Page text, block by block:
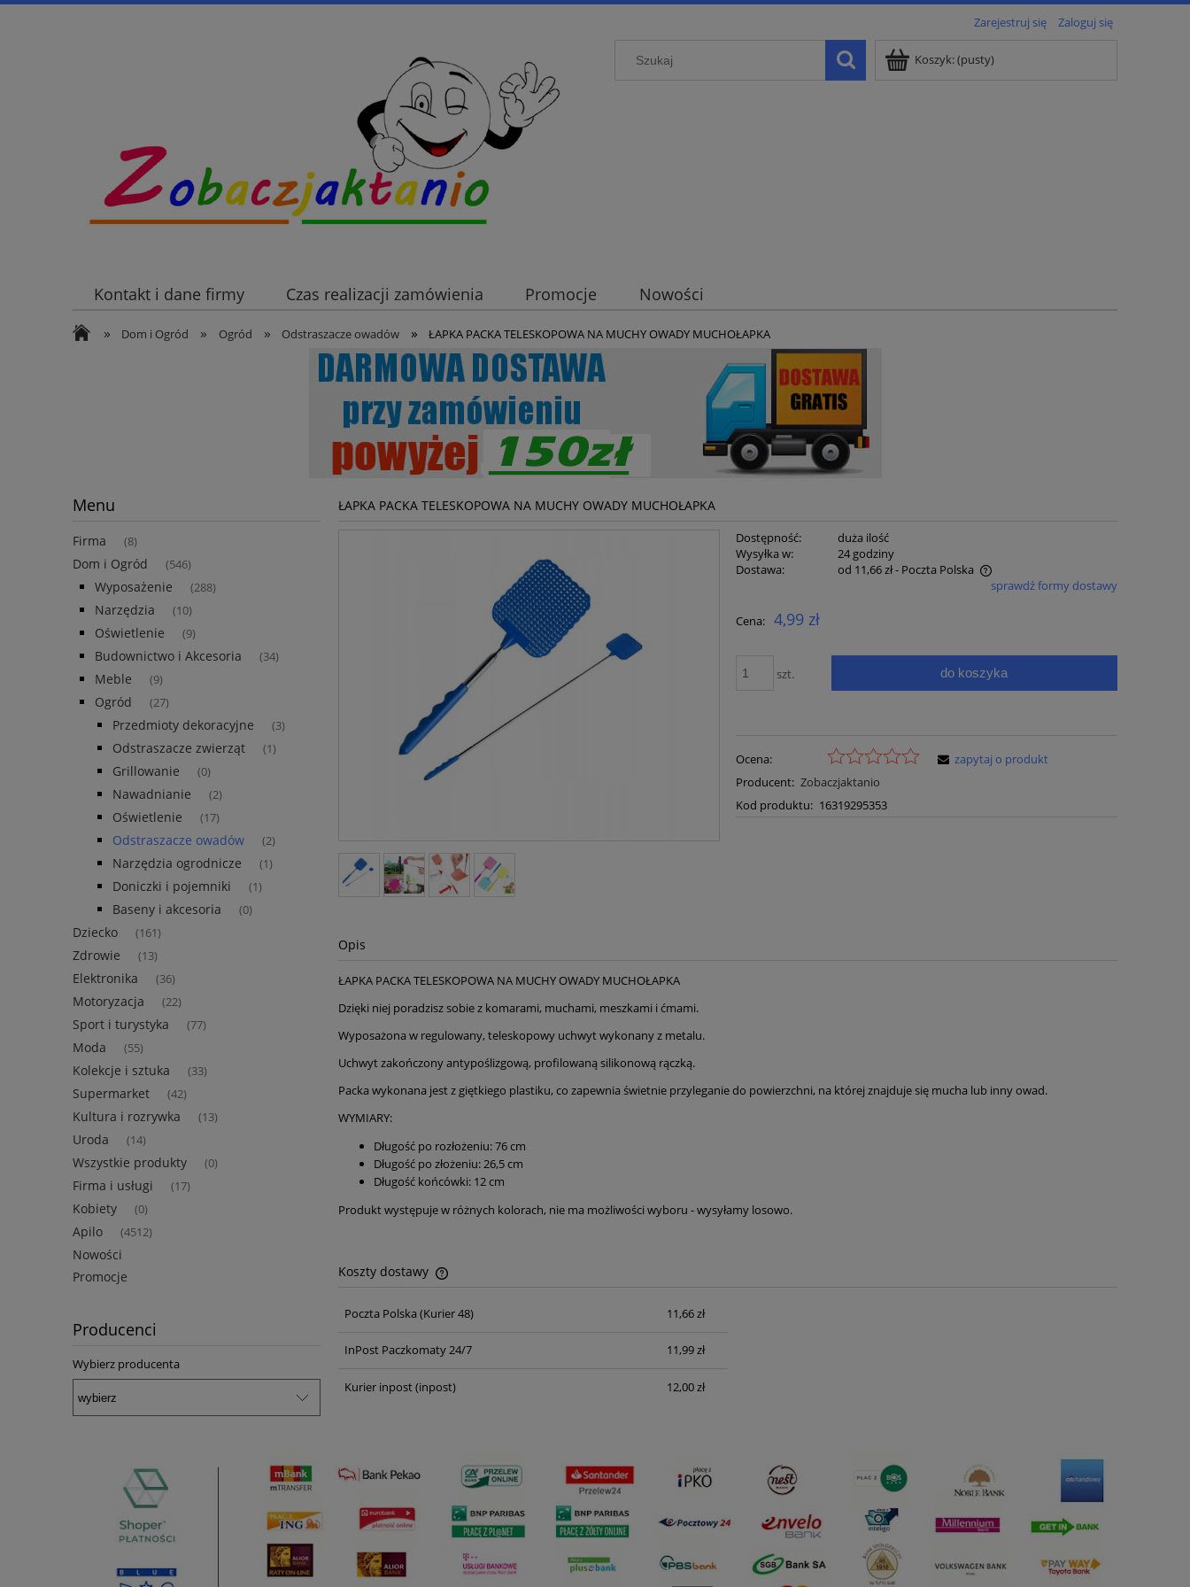
Zarejestruj się Zaloguj się
Koszyk:(pusty)
Kontakt i dane firmy Czas realizacji zamówienia Promocje Nowości
» Dom i Ogród » Ogród » Odstraszacze owadów » ŁAPKA PACKA TELESKOPOWA NA MUCHY OWADY MUCHOŁAPKA
Menu
Firma (8)
Dom i Ogród (546)
Wyposażenie (288)
Narzędzia (10)
Oświetlenie (9)
Budownictwo i Akcesoria (34)
Meble (9)
Ogród (27)
Przedmioty dekoracyjne (3)
Odstraszacze zwierząt (1)
Grillowanie (0)
Nawadnianie (2)
Oświetlenie (17)
Odstraszacze owadów (2)
Narzędzia ogrodnicze (1)
Doniczki i pojemniki (1)
Baseny i akcesoria (0)
Dziecko (161)
Zdrowie (13)
Elektronika (36)
Motoryzacja (22)
Sport i turystyka (77)
Moda (55)
Kolekcje i sztuka (33)
Supermarket (42)
Kultura i rozrywka (13)
Uroda (14)
Wszystkie produkty (0)
Firma i usługi (17)
Kobiety (0)
Apilo (4512)
Nowości
Promocje
Producenci
Wybierz producenta
ŁAPKA PACKA TELESKOPOWA NA MUCHY OWADY MUCHOŁAPKA
Dostępność:
duża ilość
Wysyłka w:
24 godziny
Dostawa:
od 11,66 zł- Poczta Polska
płatności
sprawdź formy dostawy
Cena: 4,99 zł
szt. do koszyka
Ocena:
Producent: Zobaczjaktanio
Kod produktu: 16319295353
zapytaj o produkt
Opis
ŁAPKA PACKA TELESKOPOWA NA MUCHY OWADY MUCHOŁAPKA
Dzięki niej poradzisz sobie z komarami, muchami, meszkami i ćmami.
Wyposażona w regulowany, teleskopowy uchwyt wykonany z metalu.
Uchwyt zakończony antypoślizgową, profilowaną silikonową rączką.
Packa wykonana jest z giętkiego plastiku, co zapewnia świetnie przyleganie do powierzchni, na której znajduje się mucha lub inny owad.
WYMIARY:
Długość po rozłożeniu: 76 cm
Długość po złożeniu: 26,5 cm
Długość końcówki: 12 cm
Produkt występuje w różnych kolorach, nie ma możliwości wyboru - wysyłamy losowo.
Koszty dostawy
Cena nie zawiera ewentualnych kosztów
Poczta Polska (Kurier 48) 11,66 zł
InPost Paczkomaty 24/7 11,99 zł
Kurier inpost(inpost) 12,00 zł